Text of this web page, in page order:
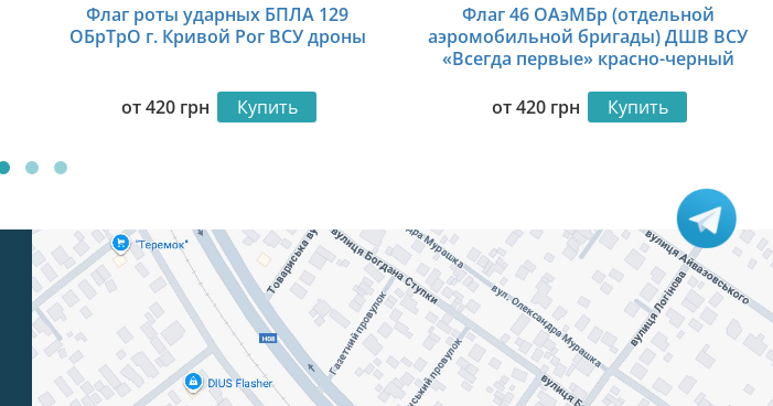
Флаг роты ударных БПЛА 129
ОБрТрО г. Кривой Рог ВСУ дроны
от420 грн Купить
Флаг 46 ОАэМБр (отдельной
аэромобильной бригады) ДШВ ВСУ
«Всегда первые» красно-черный
от420 грн Купить